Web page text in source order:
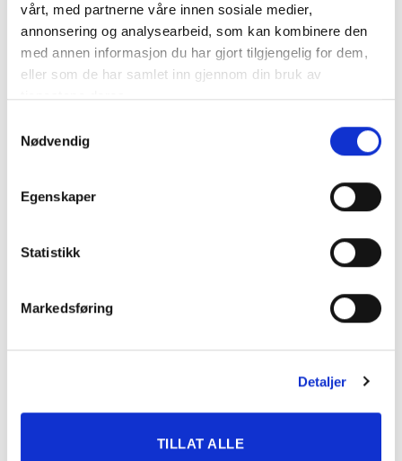
vårt, med partnerne våre innen sosiale medier,
annonsering og analysearbeid, som kan kombinere den
med annen informasjon du har gjort tilgjengelig for dem,
eller som de har samlet inn gjennom din bruk av
tjenestene deres.
Nødvendig
Egenskaper
Statistikk
Markedsføring
Detaljer
TILLAT ALLE
5 MAX FACTOR (S)
MILLA F.
HÅVARDSTUN
EMMEROS
AMULETT (S)
2.47,2
TUVA MARIE
GROVEN
MARIELL
VEREIDE
FRIDA YSTEBØ
10
MOGSTAD
MARI PALLIN